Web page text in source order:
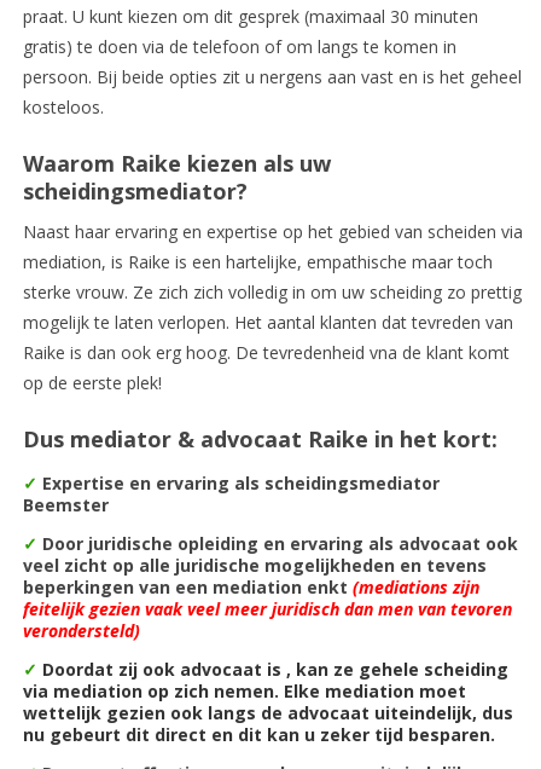
praat. U kunt kiezen om dit gesprek (maximaal 30 minuten
gratis) te doen via de telefoon of om langs te komen in
persoon. Bij beide opties zit u nergens aan vast en is het geheel
kosteloos.
Waarom Raike kiezen als uw
scheidingsmediator?
Naast haar ervaring en expertise op het gebied van scheiden via
mediation, is Raike is een hartelijke, empathische maar toch
sterke vrouw. Ze zich zich volledig in om uw scheiding zo prettig
mogelijk te laten verlopen. Het aantal klanten dat tevreden van
Raike is dan ook erg hoog. De tevredenheid vna de klant komt
op de eerste plek!
Dus mediator & advocaat Raike in het kort:
✓ Expertise en ervaring als scheidingsmediator
Beemster
✓ Door juridische opleiding en ervaring als advocaat ook
veel zicht op alle juridische mogelijkheden en tevens
beperkingen van een mediation enkt (mediations zijn
feitelijk gezien vaak veel meer juridisch dan men van tevoren
verondersteld)
✓ Doordat zij ook advocaat is , kan ze gehele scheiding
via mediation op zich nemen. Elke mediation moet
wettelijk gezien ook langs de advocaat uiteindelijk, dus
nu gebeurt dit direct en dit kan u zeker tijd besparen.